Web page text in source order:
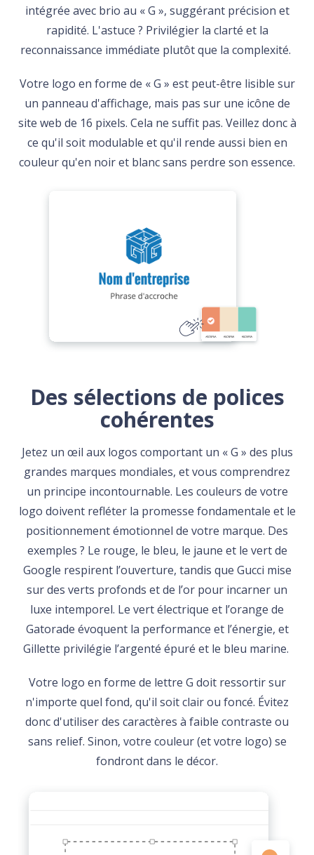
intégrée avec brio au « G », suggérant précision et
rapidité. L'astuce ? Privilégier la clarté et la
reconnaissance immédiate plutôt que la complexité.
Votre logo en forme de « G » est peut-être lisible sur
un panneau d'affichage, mais pas sur une icône de
site web de 16 pixels. Cela ne suffit pas. Veillez donc à
ce qu'il soit modulable et qu'il rende aussi bien en
couleur qu'en noir et blanc sans perdre son essence.
Des sélections de polices
cohérentes
Jetez un œil aux logos comportant un « G » des plus
grandes marques mondiales, et vous comprendrez
un principe incontournable. Les couleurs de votre
logo doivent refléter la promesse fondamentale et le
positionnement émotionnel de votre marque. Des
exemples ? Le rouge, le bleu, le jaune et le vert de
Google respirent l’ouverture, tandis que Gucci mise
sur des verts profonds et de l’or pour incarner un
luxe intemporel. Le vert électrique et l’orange de
Gatorade évoquent la performance et l’énergie, et
Gillette privilégie l’argenté épuré et le bleu marine.
Votre logo en forme de lettre G doit ressortir sur
n'importe quel fond, qu'il soit clair ou foncé. Évitez
donc d'utiliser des caractères à faible contraste ou
sans relief. Sinon, votre couleur (et votre logo) se
fondront dans le décor.